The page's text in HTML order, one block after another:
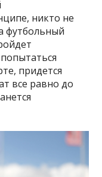
никто не
футбольный
придется
все равно до